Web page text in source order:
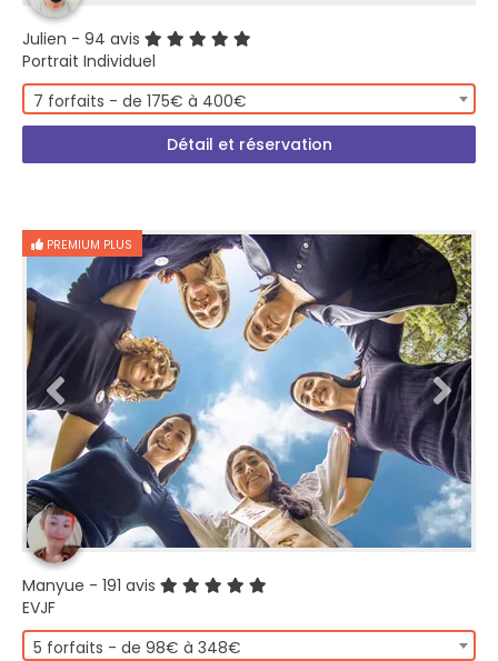
Julien - 94 avis
Portrait Individuel
7 forfaits - de 175€ à 400€
Détail et réservation
PREMIUM PLUS
Manyue - 191 avis
EVJF
5 forfaits - de 98€ à 348€